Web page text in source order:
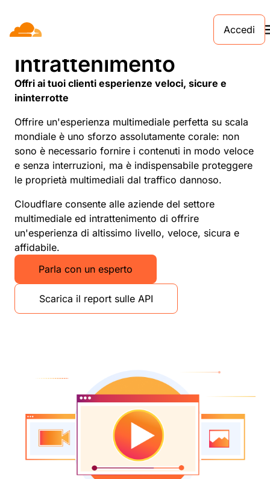
Accedi
Cloudflare per media e
intrattenimento
Offri ai tuoi clienti esperienze veloci, sicure e
ininterrotte
Offrire un'esperienza multimediale perfetta su scala
mondiale è uno sforzo assolutamente corale: non
sono è necessario fornire i contenuti in modo veloce
e senza interruzioni, ma è indispensabile proteggere
le proprietà multimediali dal traffico dannoso.
Cloudflare consente alle aziende del settore
multimediale ed intrattenimento di offrire
un'esperienza di altissimo livello, veloce, sicura e
affidabile.
Parla con un esperto
Scarica il report sulle API